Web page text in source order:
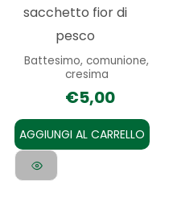
sacchetto fior di
pesco
Battesimo, comunione,
cresima
€5,00
AGGIUNGI AL CARRELLO